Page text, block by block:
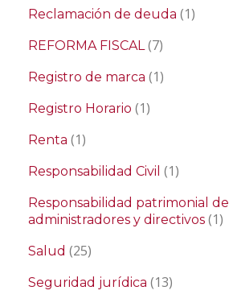
Reclamación de deuda (1)
REFORMA FISCAL(7)
Registro de marca (1)
Registro Horario (1)
Renta (1)
Responsabilidad Civil (1)
Responsabilidad patrimonial de
administradores y directivos (1)
Salud (25)
Seguridad jurídica (13)